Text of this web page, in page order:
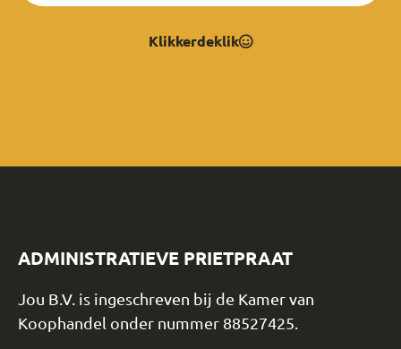
Klikkerdeklik
ADMINISTRATIEVE PRIETPRAAT
Jou B.V. is ingeschreven bij de Kamer van
Koophandel onder nummer 88527425.